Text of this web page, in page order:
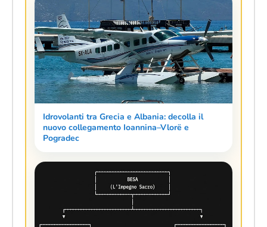
Idrovolanti tra Grecia e Albania: decolla il
nuovo collegamento Ioannina–Vlorë e
Pogradec